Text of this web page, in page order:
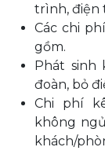
trình, điện
Các chi
gồm.
Phát sinh
đoàn, bỏ
Chi phí
không
khách/